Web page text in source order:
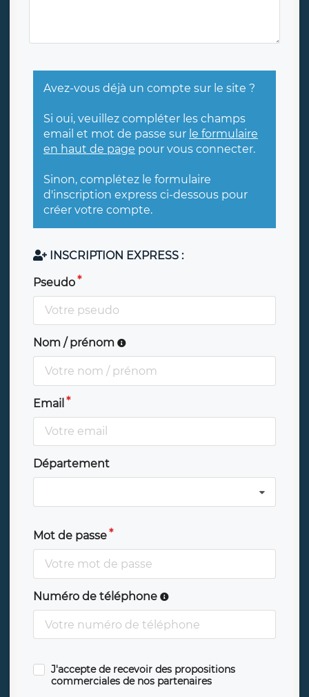
Avez-vous déjà un compte sur le site ?
Si oui, veuillez compléter les champs
email et mot de passe sur le formulaire
en haut de page pour vous connecter.
Sinon, complétez le formulaire
d'inscription express ci-dessous pour
créer votre compte.
INSCRIPTION EXPRESS :
Pseudo
Nom / prénom
Email
Département
Mot de passe
Numéro de téléphone
J'accepte de recevoir des propositions
commerciales de nos partenaires